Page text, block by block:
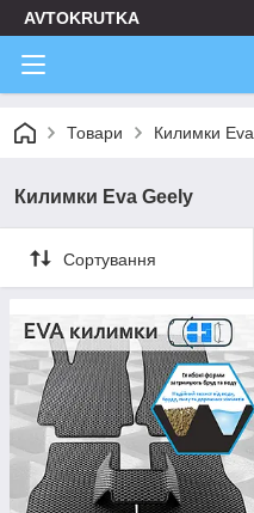
AVTOKRUTKA
Товари Килимки Eva
Килимки Eva Geely
Сортування